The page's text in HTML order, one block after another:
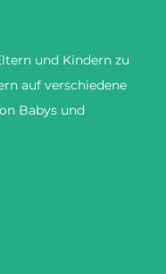
und Kindern zu
auf verschiedene
Babys und